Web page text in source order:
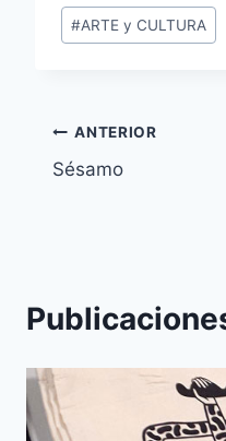
Etiquetas
de
#ARTE y CULTURA
Navegación
de
ANTERIOR
Sésamo